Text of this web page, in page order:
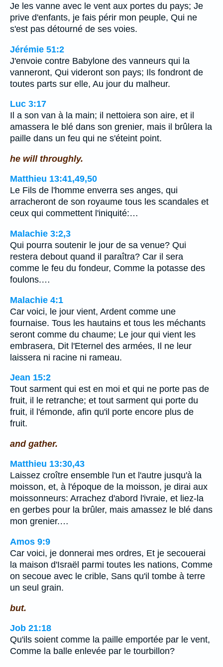
Je les vanne avec le vent aux portes du pays; Je
prive d'enfants, je fais périr mon peuple, Qui ne
s'est pas détourné de ses voies.
Jérémie 51:2
J'envoie contre Babylone des vanneurs qui la
vanneront, Qui videront son pays; Ils fondront de
toutes parts sur elle, Au jour du malheur.
Luc 3:17
Il a son van à la main; il nettoiera son aire, et il
amassera le blé dans son grenier, mais il brûlera la
paille dans un feu qui ne s'éteint point.
he will throughly.
Matthieu 13:41,49,50
Le Fils de l'homme enverra ses anges, qui
arracheront de son royaume tous les scandales et
ceux qui commettent l'iniquité:…
Malachie 3:2,3
Qui pourra soutenir le jour de sa venue? Qui
restera debout quand il paraîtra? Car il sera
comme le feu du fondeur, Comme la potasse des
foulons.…
Malachie 4:1
Car voici, le jour vient, Ardent comme une
fournaise. Tous les hautains et tous les méchants
seront comme du chaume; Le jour qui vient les
embrasera, Dit l'Eternel des armées, Il ne leur
laissera ni racine ni rameau.
Jean 15:2
Tout sarment qui est en moi et qui ne porte pas de
fruit, il le retranche; et tout sarment qui porte du
fruit, il l'émonde, afin qu'il porte encore plus de
fruit.
and gather.
Matthieu 13:30,43
Laissez croître ensemble l'un et l'autre jusqu'à la
moisson, et, à l'époque de la moisson, je dirai aux
moissonneurs: Arrachez d'abord l'ivraie, et liez-la
en gerbes pour la brûler, mais amassez le blé dans
mon grenier.…
Amos 9:9
Car voici, je donnerai mes ordres, Et je secouerai
la maison d'Israël parmi toutes les nations, Comme
on secoue avec le crible, Sans qu'il tombe à terre
un seul grain.
but.
Job 21:18
Qu'ils soient comme la paille emportée par le vent,
Comme la balle enlevée par le tourbillon?